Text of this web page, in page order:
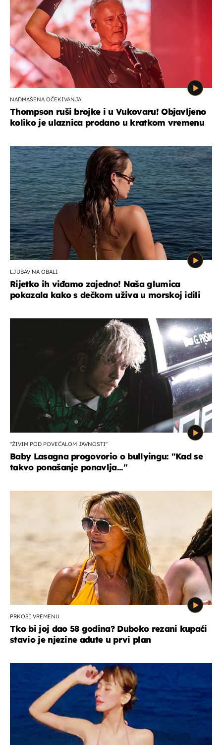
NADMAŠENA OČEKIVANJA
Thompson ruši brojke i u Vukovaru! Objavljeno
koliko je ulaznica prodano u kratkom vremenu
LJUBAV NA OBALI
Rijetko ih viđamo zajedno! Naša glumica
pokazala kako s dečkom uživa u morskoj idili
"ŽIVIM POD POVEĆALOM JAVNOSTI"
Baby Lasagna progovorio o bullyingu: "Kad se
takvo ponašanje ponavlja..."
PRKOSI VREMENU
Tko bi joj dao 58 godina? Duboko rezani kupaći
stavio je njezine adute u prvi plan